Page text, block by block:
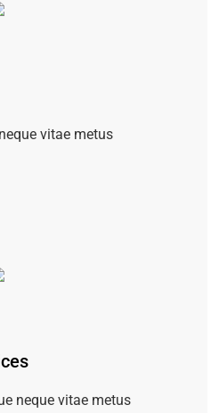
vitae metus
neque vitae metus